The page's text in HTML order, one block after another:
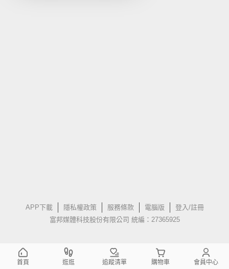
APP下載 隱私權政策 服務條款 電腦版
登入/註冊
富邦媒體科技股份有限公司 統編：27365925
首頁 逛逛 追蹤清單 購物車 會員中心